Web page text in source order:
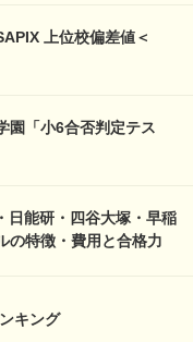
上位校偏差値＜
園「小6合否判定テス
日能研・四谷大塚・早稲
の特徴・費用と合格力
キング